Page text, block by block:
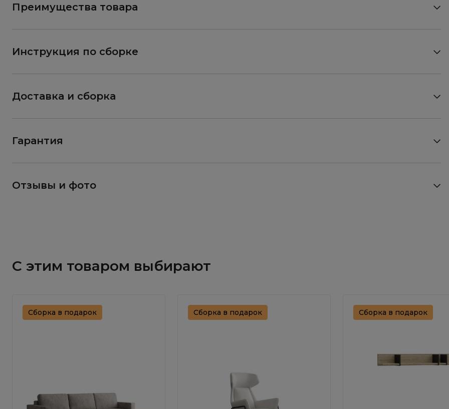
Преимущества товара
Инструкция по сборке
Доставка и сборка
Гарантия
Отзывы и фото
С этим товаром выбирают
Сборка в подарок Сборка в подарок Сборка в подарок